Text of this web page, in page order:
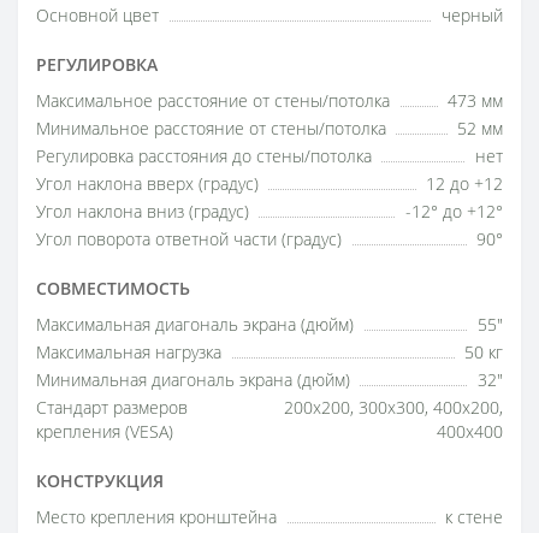
Основной цвет
черный
РЕГУЛИРОВКА
Максимальное расстояние от стены/потолка
473 мм
Минимальное расстояние от стены/потолка
52 мм
Регулировка расстояния до стены/потолка
нет
Угол наклона вверх (градус)
12 до +12
Угол наклона вниз (градус)
-12° до +12°
Угол поворота ответной части (градус)
90°
СОВМЕСТИМОСТЬ
Максимальная диагональ экрана (дюйм)
55"
Максимальная нагрузка
50 кг
Минимальная диагональ экрана (дюйм)
32"
Стандарт размеров
крепления (VESA)
200x200, 300x300, 400x200,
400x400
КОНСТРУКЦИЯ
Место крепления кронштейна
к стене